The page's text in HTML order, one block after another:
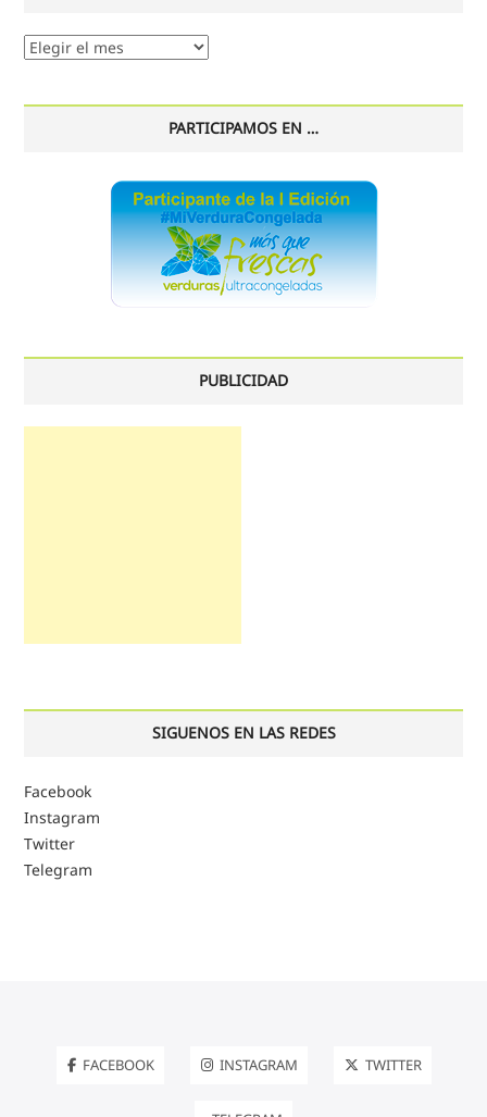
Nuestro
PARTICIPAMOS EN …
PUBLICIDAD
SIGUENOS EN LAS REDES
Facebook
Instagram
Twitter
Telegram
FACEBOOK INSTAGRAM TWITTER